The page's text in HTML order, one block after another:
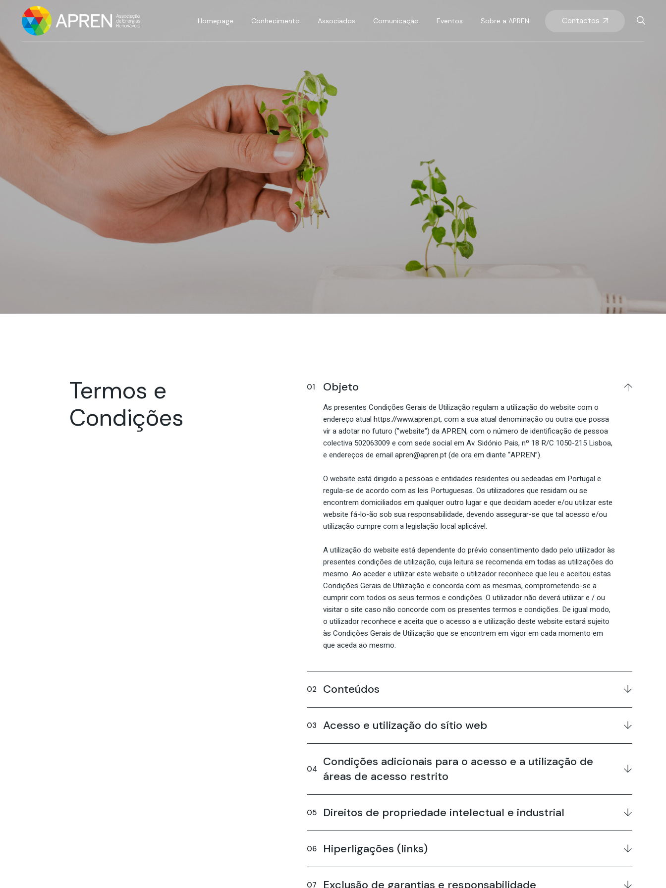
Homepage Conhecimento
Dados e Estatísticas
Anuário APREN
Projetos e Iniciativas
Legislação
Publicações
Associados
Benefícios APREN
Associados APREN
Rede APREN
Espaço Associados
Comunicação Eventos Sobre a APREN Contactos
Termos e
Condições
Objeto
As presentes Condições Gerais de Utilização regulam a utilização do website com o
endereço atual https://www.apren.pt, com a sua atual denominação ou outra que possa
vir a adotar no futuro ("website") da APREN, com o número de identificação de pessoa
colectiva 502063009 e com sede social em Av. Sidónio Pais, nº 18 R/C 1050-215 Lisboa,
e endereços de email apren@apren.pt(de ora em diante “APREN”).
O website está dirigido a pessoas e entidades residentes ou sedeadas em Portugal e
regula-se de acordo com as leis Portuguesas. Os utilizadores que residam ou se
encontrem domiciliados em qualquer outro lugar e que decidam aceder e/ou utilizar este
website fá-lo-ão sob sua responsabilidade, devendo assegurar-se que tal acesso e/ou
utilização cumpre com a legislação local aplicável.
A utilização do website está dependente do prévio consentimento dado pelo utilizador às
presentes condições de utilização, cuja leitura se recomenda em todas as utilizações do
mesmo. Ao aceder e utilizar este website o utilizador reconhece que leu e aceitou estas
Condições Gerais de Utilização e concorda com as mesmas, comprometendo-se a
cumprir com todos os seus termos e condições. O utilizador não deverá utilizar e / ou
visitar o site caso não concorde com os presentes termos e condições. De igual modo,
o utilizador reconhece e aceita que o acesso a e utilização deste website estará sujeito
às Condições Gerais de Utilização que se encontrem em vigor em cada momento em
que aceda ao mesmo.
Conteúdos
Acesso e utilização do sítio web
Condições adicionais para o acesso e a utilização de
áreas de acesso restrito
Direitos de propriedade intelectual e industrial
Hiperligações (links)
Exclusão de garantias e responsabilidade